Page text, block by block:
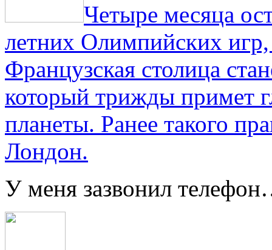
Четыре месяца
летних Олимпийских
Французская столица
который трижды примет
планеты. Ранее такого
Лондон.
У меня зазвонил